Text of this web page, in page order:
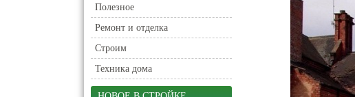
Полезное
Ремонт и отделка
Строим
Техника дома